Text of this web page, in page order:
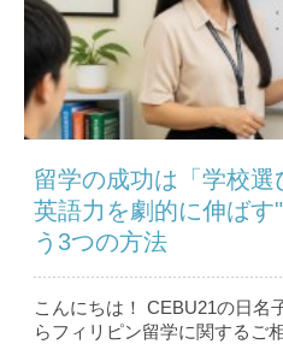
留学の成功は「学校選
英語力を劇的に伸ば
う3つの方法
こんにちは！ CEBU21の日名
らフィリピン留学に関するご